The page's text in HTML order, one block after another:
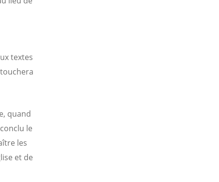
textes
quand
le
les
et de